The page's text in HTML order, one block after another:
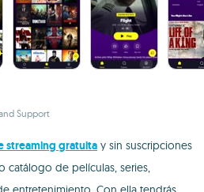
Support
streaming gratuita y sin suscripciones
catálogo de películas, series,